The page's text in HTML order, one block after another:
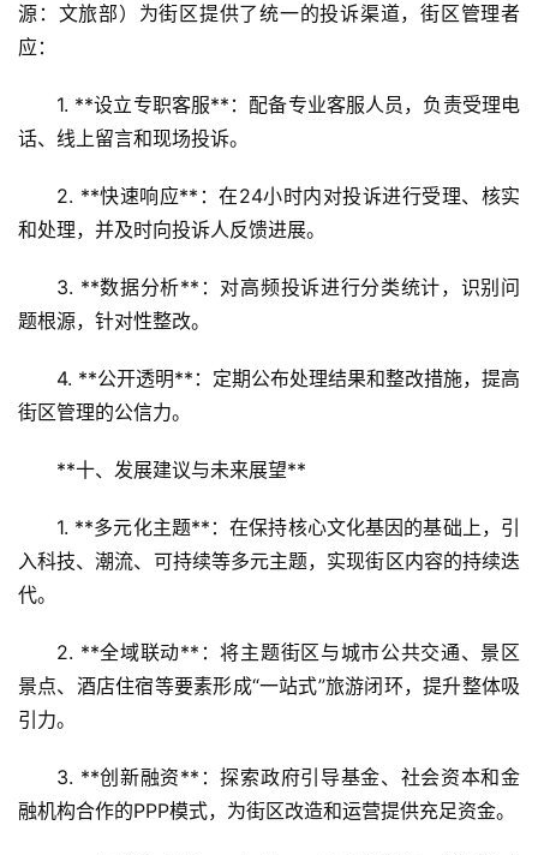
源：文旅部）为街区提供了统一的投诉渠道，街区管理者
应：
1. **设立专职客服**：配备专业客服人员，负责受理电
话、线上留言和现场投诉。
2. **快速响应**：在24小时内对投诉进行受理、核实
和处理，并及时向投诉人反馈进展。
3. **数据分析**：对高频投诉进行分类统计，识别问
题根源，针对性整改。
4. **公开透明**：定期公布处理结果和整改措施，提高
街区管理的公信力。
**十、发展建议与未来展望**
1. **多元化主题**：在保持核心文化基因的基础上，引
入科技、潮流、可持续等多元主题，实现街区内容的持续迭
代。
2. **全域联动**：将主题街区与城市公共交通、景区
景点、酒店住宿等要素形成“一站式”旅游闭环，提升整体吸
引力。
3. **创新融资**：探索政府引导基金、社会资本和金